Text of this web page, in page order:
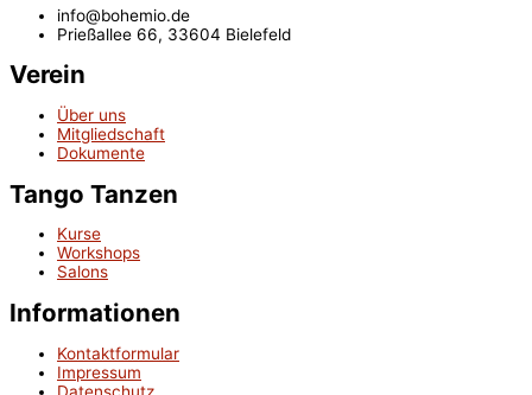
info@bohemio.de
Prießallee 66, 33604 Bielefeld
Verein
Über uns
Mitgliedschaft
Dokumente
Tango Tanzen
Kurse
Workshops
Salons
Informationen
Kontaktformular
Impressum
Datenschutz